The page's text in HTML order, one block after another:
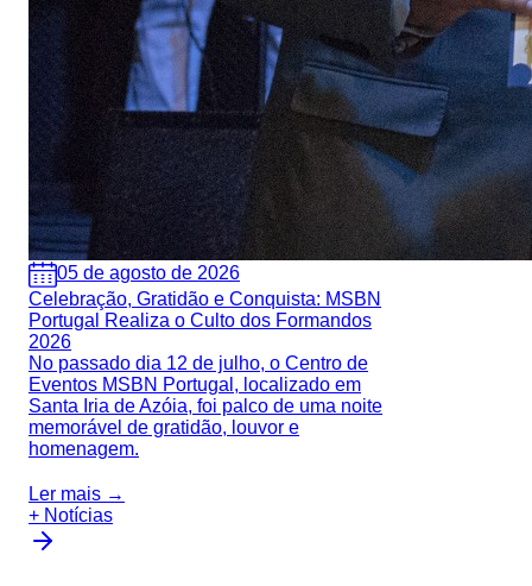
05 de agosto de 2026
Celebração, Gratidão e Conquista: MSBN
Portugal Realiza o Culto dos Formandos
2026
No passado dia 12 de julho, o Centro de
Eventos MSBN Portugal, localizado em
Santa Iria de Azóia, foi palco de uma noite
memorável de gratidão, louvor e
homenagem.
Ler mais →
+ Notícias